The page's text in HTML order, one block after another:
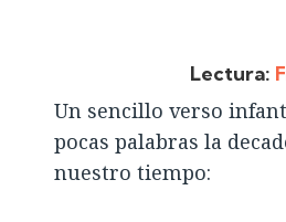
Lectura:
Un sencillo verso
pocas palabras la
nuestro tiempo: